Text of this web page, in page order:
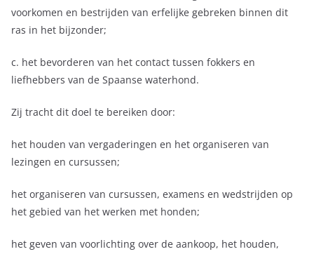
voorkomen en bestrijden van erfelijke gebreken binnen dit
ras in het bijzonder;
c. het bevorderen van het contact tussen fokkers en
liefhebbers van de Spaanse waterhond.
Zij tracht dit doel te bereiken door:
het houden van vergaderingen en het organiseren van
lezingen en cursussen;
het organiseren van cursussen, examens en wedstrijden op
het gebied van het werken met honden;
het geven van voorlichting over de aankoop, het houden,